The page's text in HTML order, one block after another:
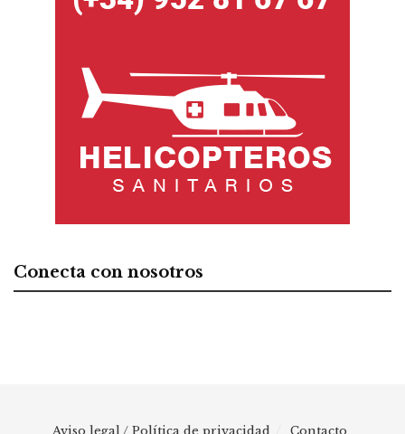
Conecta con nosotros
Aviso legal / Política de privacidad Contacto